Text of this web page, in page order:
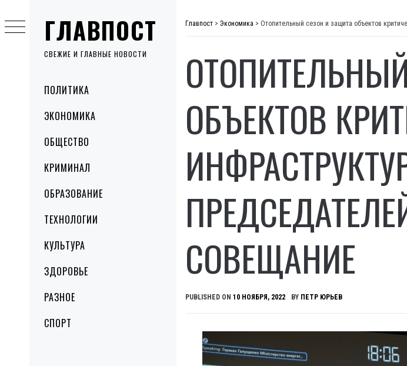
ГЛАВПОСТ
СВЕЖИЕ И ГЛАВНЫЕ НОВОСТИ
MenuПОЛИТИКА
ЭКОНОМИКА
ОБЩЕСТВО
КРИМИНАЛ
ОБРАЗОВАНИЕ
ТЕХНОЛОГИИ
КУЛЬТУРА
ЗДОРОВЬЕ
РАЗНОЕ
СПОРТ
to
content
Главпост > Экономика > Отопительный сезон и защита объектов
ОБЪЕКТОВ
СОВЕЩАНИЕ
PUBLISHED ON 10 НОЯБРЯ, 2022 BY ПЕТР ЮРЬЕВ